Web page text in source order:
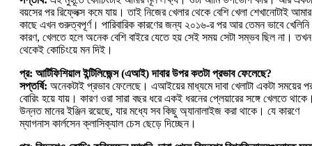
বয়সের পর রিফ্লেক্স কমে যায়। তাই নিজের খেলার থেকে বেশি খেলা শেখানোটাই আমার
কাছে এখন গুরুত্বপূর্ণ। পারিবারিক কারণের জন্য ২০১৬-র পর আর তেমন ভাবে
কারণ, খেলতে হলে অনেক বেশি বাইরে যেতে হয় সেই সময় সেটা সম্ভব ছিল না। তখন
থেকেই কোচিংয়ে মন দিই।
প্র: আর্টিফিশিয়াল ইন্টিলিজেন্স (এআই) দাবার উপর কতটা প্রভাব ফেলেছে?
সপ্তর্ষি: অনেকটাই প্রভাব ফেলেছে। এআইয়ের মাধ্যমে দাবা খেলাটা একটা সময়ের
বোরিং হয়ে যায়। কারণ ওরা সারা বছর ধরে একই ধরনের প্লেয়ারের সঙ্গে খেলতে
উন্নত মানের ইঞ্জিন রয়েছে, যার মধ্যে সব কিছু অ্যানালাইজ করা থাকে। যে কারণে
ম্যাগনাস কার্লসেন ক্লাসিক্যাল চেস ছেড়ে দিচ্ছেন।